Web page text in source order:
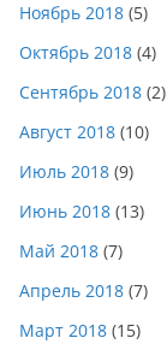
Ноябрь 2018 (5)
Октябрь 2018 (4)
Сентябрь 2018 (2)
Август 2018 (10)
Июль 2018 (9)
Июнь 2018 (13)
Май 2018 (7)
Апрель 2018 (7)
Март 2018 (15)